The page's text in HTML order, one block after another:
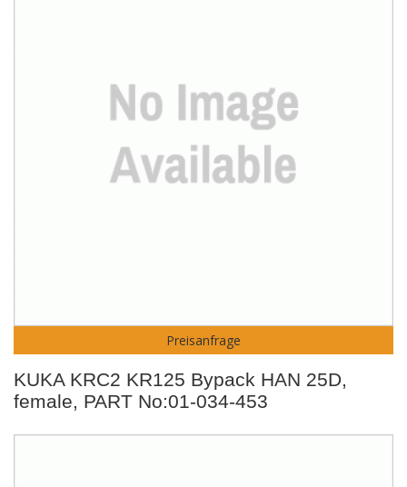
Preisanfrage
KUKA KRC2 KR125 Bypack HAN 25D,
female, PART No:01-034-453